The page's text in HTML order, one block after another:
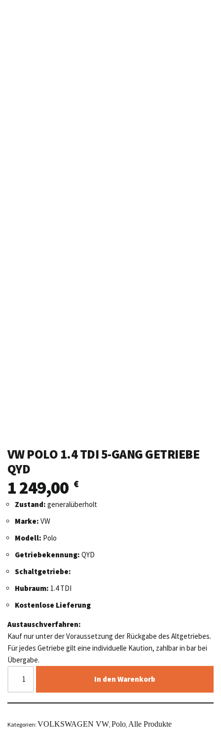
VW POLO 1.4 TDI 5-GANG GETRIEBE
QYD
1 249,00 €
Zustand: generalüberholt
Marke: VW
Modell: Polo
Getriebekennung: QYD
Schaltgetriebe:
Hubraum: 1.4 TDI
Kostenlose Lieferung
Austauschverfahren:
Kauf nur unter der Voraussetzung der Rückgabe des Altgetriebes.
Für jedes Getriebe gilt eine individuelle Kaution, zahlbar in bar bei
Übergabe.
In den Warenkorb
Kategorien: VOLKSWAGEN VW Polo Alle Produkte